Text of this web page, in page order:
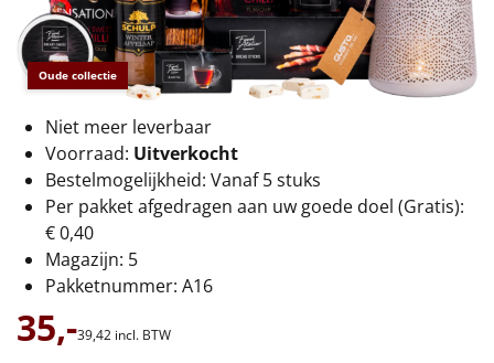
€100 en hoger
Alle kerstpakketten 2026
Thema
Origineel
Rituals
Luxe
Mannen
Oude collectie
Niet meer leverbaar
Voorraad: Uitverkocht
Bestelmogelijkheid: Vanaf 5 stuks
Per pakket afgedragen aan uw goede doel (Gratis):
€ 0,40
Magazijn: 5
Pakketnummer: A16
35,-39,42 incl. BTW